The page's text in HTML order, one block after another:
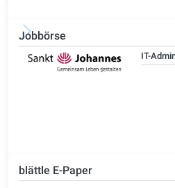
Jobbörse
IT-
blättle E-Paper